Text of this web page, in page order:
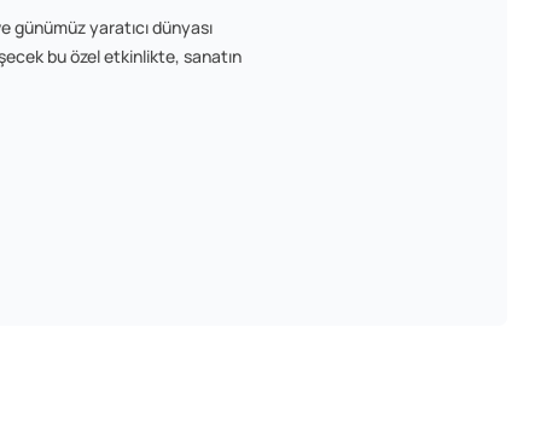
günümüz yaratıcı dünyası
bu özel etkinlikte, sanatın